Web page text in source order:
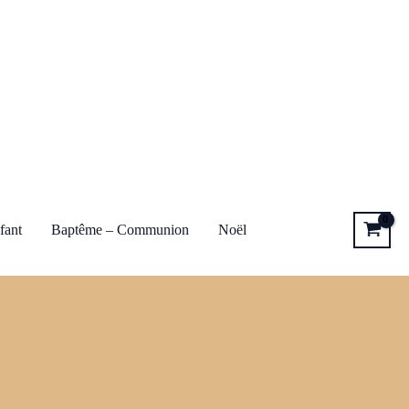
Baptême – Communion Noël